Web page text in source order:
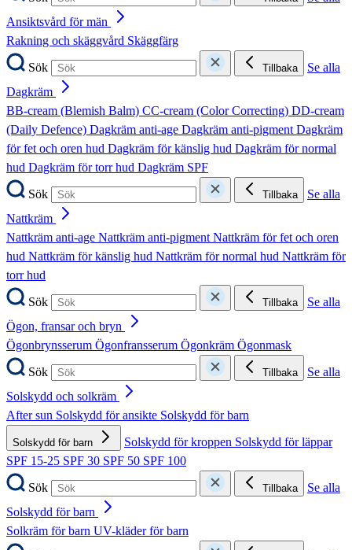
Ansiktsvård för män
Rakning och skäggvård Skäggfärg
Sök
Tillbaka
Se alla
Dagkräm
BB-cream (Blemish Balm) CC-cream (Color Correcting) DD-cream
(Daily Defence) Dagkräm anti-age Dagkräm anti-pigmentDagkräm
för fet och oren hud Dagkräm för känslig hud Dagkräm för normal
hud Dagkräm för torr hud Dagkräm SPF
Sök
Tillbaka
Se alla
Nattkräm
Nattkräm anti-age Nattkräm anti-pigmentNattkräm för fet och oren
hud Nattkräm för känslig hud Nattkräm för normal hud Nattkräm för
torr hud
Sök
Tillbaka
Se alla
Ögon, fransar och bryn
Ögonbrynsserum Ögonfransserum Ögonkräm Ögonmask
Sök
Tillbaka
Se alla
Solskydd och solkräm
After sun Solskydd för ansikte Solskydd för barn
Solskydd för barn Solskydd för kroppen Solskydd för läppar
SPF 15-25 SPF 30 SPF 50 SPF 100
Sök
Tillbaka
Se alla
Solskydd för barn
Solkräm för barn UV-kläder för barn